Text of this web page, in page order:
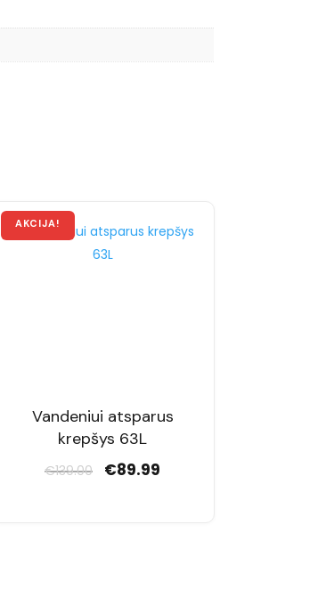
Vandeniui atsparus
krepšys 63L
€139.00
Original
€89.99